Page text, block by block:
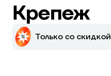
Крепеж
Только со скидкой